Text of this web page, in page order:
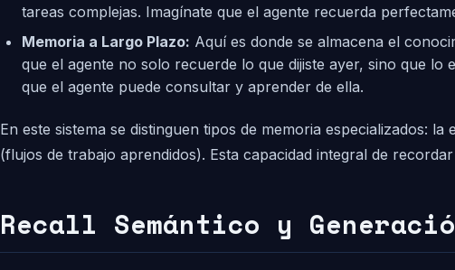
tareas complejas. Imagínate que el agente recuerda
Memoria a Largo Plazo: Aquí es donde se almacena el
que el agente no solo recuerde lo que dijiste ayer, sino que lo
que el agente puede consultar y aprender de ella.
En este sistema se distinguen tipos de memoria especializados:
(flujos de trabajo aprendidos). Esta capacidad integral de
Recall Semántico y